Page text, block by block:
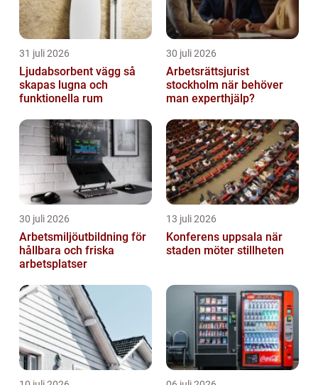
31 juli 2026
Ljudabsorbent vägg så
skapas lugna och
funktionella rum
30 juli 2026
Arbetsrättsjurist
stockholm när behöver
man experthjälp?
30 juli 2026
Arbetsmiljöutbildning för
hållbara och friska
arbetsplatser
13 juli 2026
Konferens uppsala när
staden möter stillheten